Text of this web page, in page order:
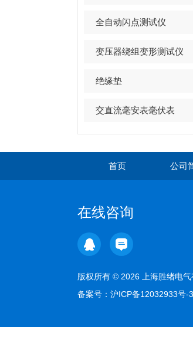
全自动闪点测试仪
变压器绕组变形测试仪
绝缘垫
交直流毫安表毫伏表
首页 公司
在线咨询
版权所有 © 2026 上海胜绪电
备案号： 沪ICP备12032933号-